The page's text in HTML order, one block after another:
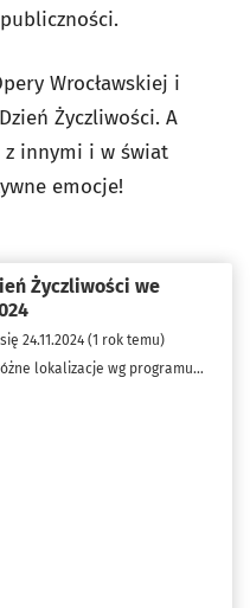
Wrocławskiej i
Życzliwości. A
innymi i w świat
emocje!
Życzliwości we
24.11.2024 (1 rok temu)
lokalizacje wg programu